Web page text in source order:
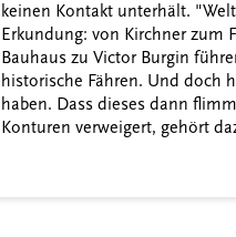
keinen Kontakt unterhält.
Erkundung: von Kirchner zum
Bauhaus zu Victor Burgin
historische Fähren. Und doch
haben. Dass dieses dann
Konturen verweigert, gehört